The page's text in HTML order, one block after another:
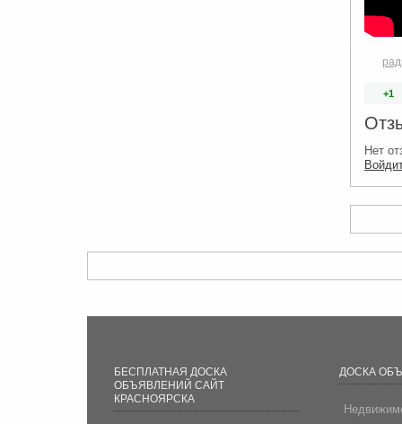
+1
Нет
БЕСПЛАТНАЯ ДОСКА
ОБЪЯВЛЕНИЙ САЙТ
КРАСНОЯРСКА
ДОСКА